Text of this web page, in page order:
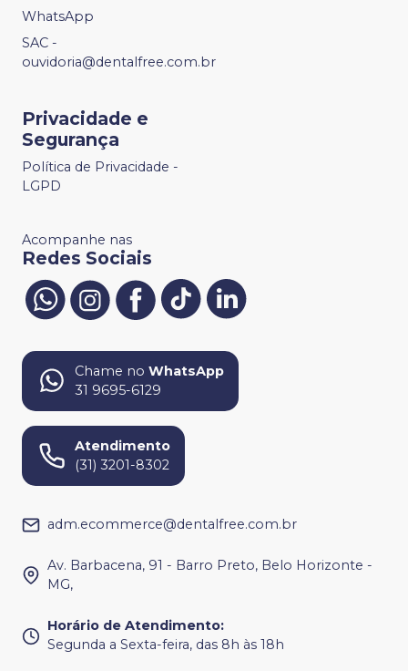
WhatsApp
SAC -
ouvidoria@dentalfree.com.br
Privacidade e
Segurança
Política de Privacidade -
LGPD
Acompanhe nas
Redes Sociais
Chame no WhatsApp
31 9695-6129
Atendimento
(31) 3201-8302
adm.ecommerce@dentalfree.com.br
Av. Barbacena, 91 - Barro Preto, Belo Horizonte -
MG,
Horário de Atendimento:
Segunda a Sexta-feira, das 8h às 18h